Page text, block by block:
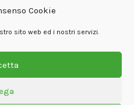
Cookie
sito web ed i nostri servizi.